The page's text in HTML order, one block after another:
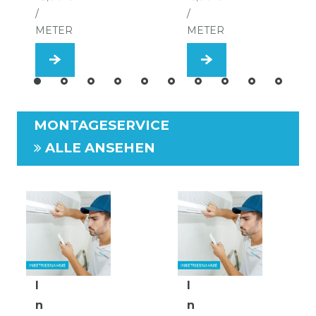
/
METER
/
METER
MONTAGESERVICE
ALLE ANSEHEN
n
n